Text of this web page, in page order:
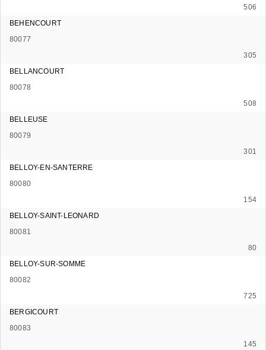
506
BEHENCOURT
80077
305
BELLANCOURT
80078
508
BELLEUSE
80079
301
BELLOY-EN-SANTERRE
80080
154
BELLOY-SAINT-LEONARD
80081
80
BELLOY-SUR-SOMME
80082
725
BERGICOURT
80083
145